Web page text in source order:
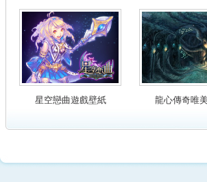
星空戀曲遊戲壁紙 龍心傳奇唯